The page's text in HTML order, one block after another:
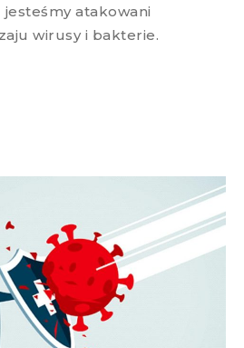
atakowani
wirusy i bakterie.